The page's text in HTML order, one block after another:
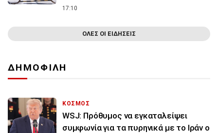
17:10
ΟΛΕΣ ΟΙ ΕΙΔΗΣΕΙΣ
ΔΗΜΟΦΙΛΗ
ΚΟΣΜΟΣ
WSJ: Πρόθυμος να εγκαταλείψει
συμφωνία για τα πυρηνικά με το Ιράν ο